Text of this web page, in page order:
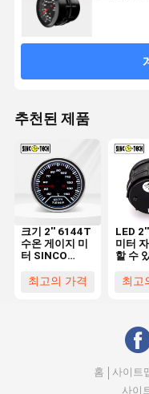
추천된 제품
크기 2'' 6144T
수온 게이지 미
터 SINCO
바일 Led 디스
최고의 가격
LED
미터
할 수
최고
홈 사이트
사이